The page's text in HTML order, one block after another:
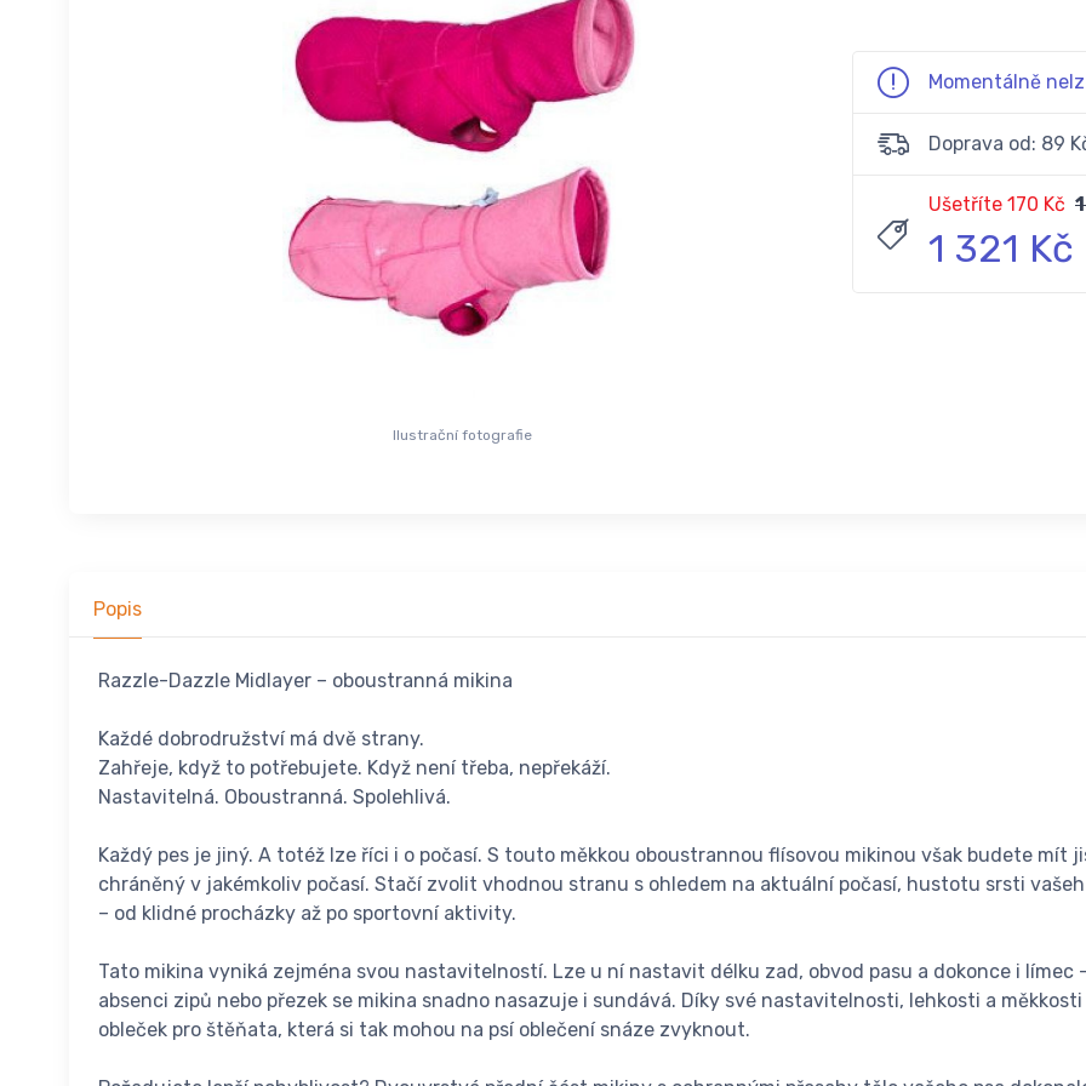
Ilustrační fotografie
Momentálně
Doprava od: 89
Ušetříte 170 Kč
1 321 Kč
Popis
Razzle-Dazzle Midlayer – oboustranná mikina
Každé dobrodružství má dvě strany.
Zahřeje, když to potřebujete. Když není třeba, nepřekáží.
Nastavitelná. Oboustranná. Spolehlivá.
Každý pes je jiný. A totéž lze říci i o počasí. S touto měkkou oboustrannou flísovou mikinou však budete
chráněný v jakémkoliv počasí. Stačí zvolit vhodnou stranu s ohledem na aktuální počasí, hustotu srsti
– od klidné procházky až po sportovní aktivity.
Tato mikina vyniká zejména svou nastavitelností. Lze u ní nastavit délku zad, obvod pasu a dokonce i límec
absenci zipů nebo přezek se mikina snadno nasazuje i sundává. Díky své nastavitelnosti, lehkosti a
obleček pro štěňata, která si tak mohou na psí oblečení snáze zvyknout.